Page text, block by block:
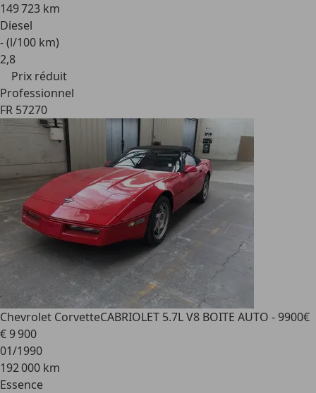
149 723 km
Diesel
- (l/100 km)
2,8
Prix réduit
Professionnel
FR 57270
Chevrolet CorvetteCABRIOLET 5.7L V8 BOITE AUTO - 9900€
€ 9 900
01/1990
192 000 km
Essence